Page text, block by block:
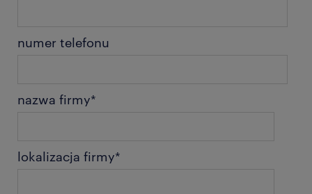
numer telefonu
nazwa firmy*
lokalizacja firmy*